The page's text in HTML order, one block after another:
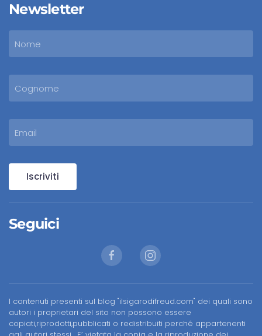
Newsletter
Iscriviti
Seguici
I contenuti presenti sul blog "ilsigarodifreud.com" dei quali sono
autori i proprietari del sito non possono essere
copiati,riprodotti,pubblicati o redistribuiti perché appartenenti